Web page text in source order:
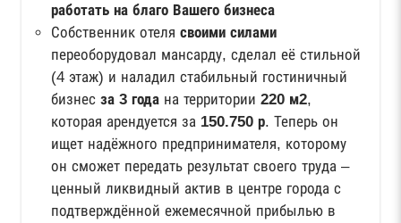
работать на благо Вашего бизнеса
Собственник отеля своими силами
переоборудовал мансарду, сделал её стильной
(4 этаж) и наладил стабильный гостиничный
бизнес за 3 года на территории 220 м2,
которая арендуется за 150.750 р. Теперь он
ищет надёжного предпринимателя, которому
он сможет передать результат своего труда –
ценный ликвидный актив в центре города с
подтверждённой ежемесячной прибылью в